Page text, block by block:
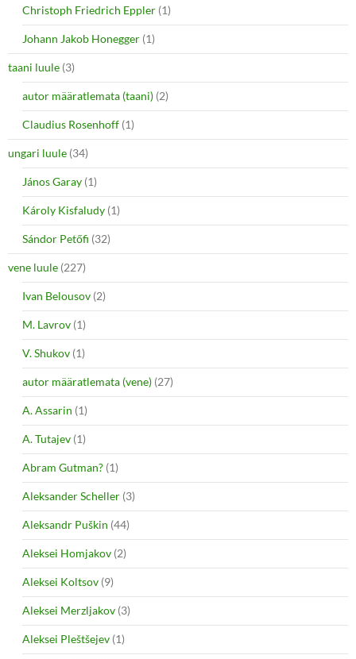
Christoph Friedrich Eppler (1)
Johann Jakob Honegger (1)
taani luule (3)
autor määratlemata (taani) (2)
Claudius Rosenhoff (1)
ungari luule (34)
János Garay (1)
Károly Kisfaludy (1)
Sándor Petőfi (32)
vene luule (227)
Ivan Belousov (2)
M. Lavrov (1)
V. Shukov (1)
autor määratlemata (vene) (27)
A. Assarin (1)
A. Tutajev (1)
Abram Gutman? (1)
Aleksander Scheller (3)
Aleksandr Puškin (44)
Aleksei Homjakov (2)
Aleksei Koltsov (9)
Aleksei Merzljakov (3)
Aleksei Pleštšejev (1)